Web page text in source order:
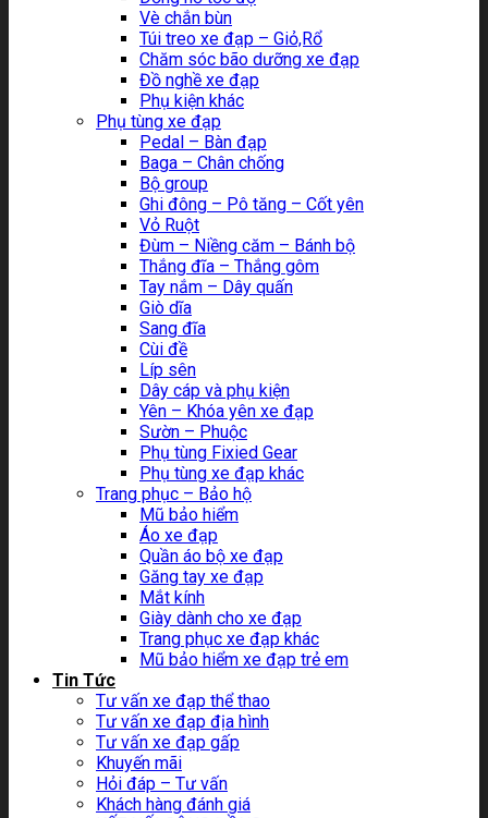
Vè chắn bùn
Túi treo xe đạp – Giỏ,Rổ
Chăm sóc bão dưỡng xe đạp
Đồ nghề xe đạp
Phụ kiện khác
Phụ tùng xe đạp
Pedal – Bàn đạp
Baga – Chân chống
Bộ group
Ghi đông – Pô tăng – Cốt yên
Vỏ Ruột
Đùm – Niềng căm – Bánh bộ
Thắng đĩa – Thắng gôm
Tay nắm – Dây quấn
Giò dĩa
Sang đĩa
Cùi đề
Líp sên
Dây cáp và phụ kiện
Yên – Khóa yên xe đạp
Sườn – Phuộc
Phụ tùng Fixied Gear
Phụ tùng xe đạp khác
Trang phục – Bảo hộ
Mũ bảo hiểm
Áo xe đạp
Quần áo bộ xe đạp
Găng tay xe đạp
Mắt kính
Giày dành cho xe đạp
Trang phục xe đạp khác
Mũ bảo hiểm xe đạp trẻ em
Tin Tức
Tư vấn xe đạp thể thao
Tư vấn xe đạp địa hình
Tư vấn xe đạp gấp
Khuyến mãi
Hỏi đáp – Tư vấn
Khách hàng đánh giá